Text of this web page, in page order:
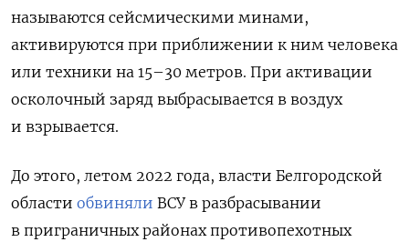
называются сейсмическими минами,
активируются при приближении к ним человека
или техники на 15–30 метров. При активации
осколочный заряд выбрасывается в воздух
и взрывается.
До этого, летом 2022 года, власти Белгородской
области обвиняли ВСУ в разбрасывании
в приграничных районах противопехотных